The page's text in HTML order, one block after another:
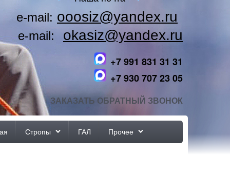
e-mail: ooosiz@yandex.ru
e-mail: okasiz@yandex.ru
+7 991 831 31 31
+7 930 707 23 05
ЗАКАЗАТЬ ОБРАТНЫЙ ЗВОНОК
Стропы ГАЛ Прочее